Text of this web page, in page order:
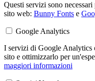
Questi servizi sono
sito web: Bunny Fonts e
Google Analytics
I servizi di Google Analytics
sito e ottimizzarlo per
maggiori informazioni